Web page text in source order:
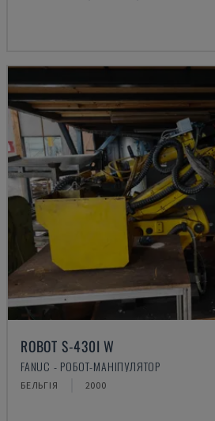
ROBOT S-430I W
FANUC - РОБОТ-МАНІПУЛЯТОР
БЕЛЬГІЯ 2000